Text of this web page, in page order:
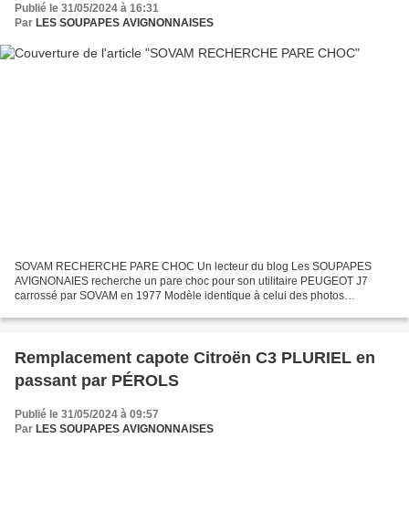
Publié le 31/05/2024 à 16:31
Par LES SOUPAPES AVIGNONNAISES
SOVAM RECHERCHE PARE CHOC Un lecteur du blog Les SOUPAPES
AVIGNONAIES recherche un pare choc pour son utilitaire PEUGEOT J7
carrossé par SOVAM en 1977 Modèle identique à celui des photos
les.soupapes-avignonnaises@orange.fr...
Remplacement capote Citroën C3 PLURIEL en
passant par PÉROLS
Publié le 31/05/2024 à 09:57
Par LES SOUPAPES AVIGNONNAISES